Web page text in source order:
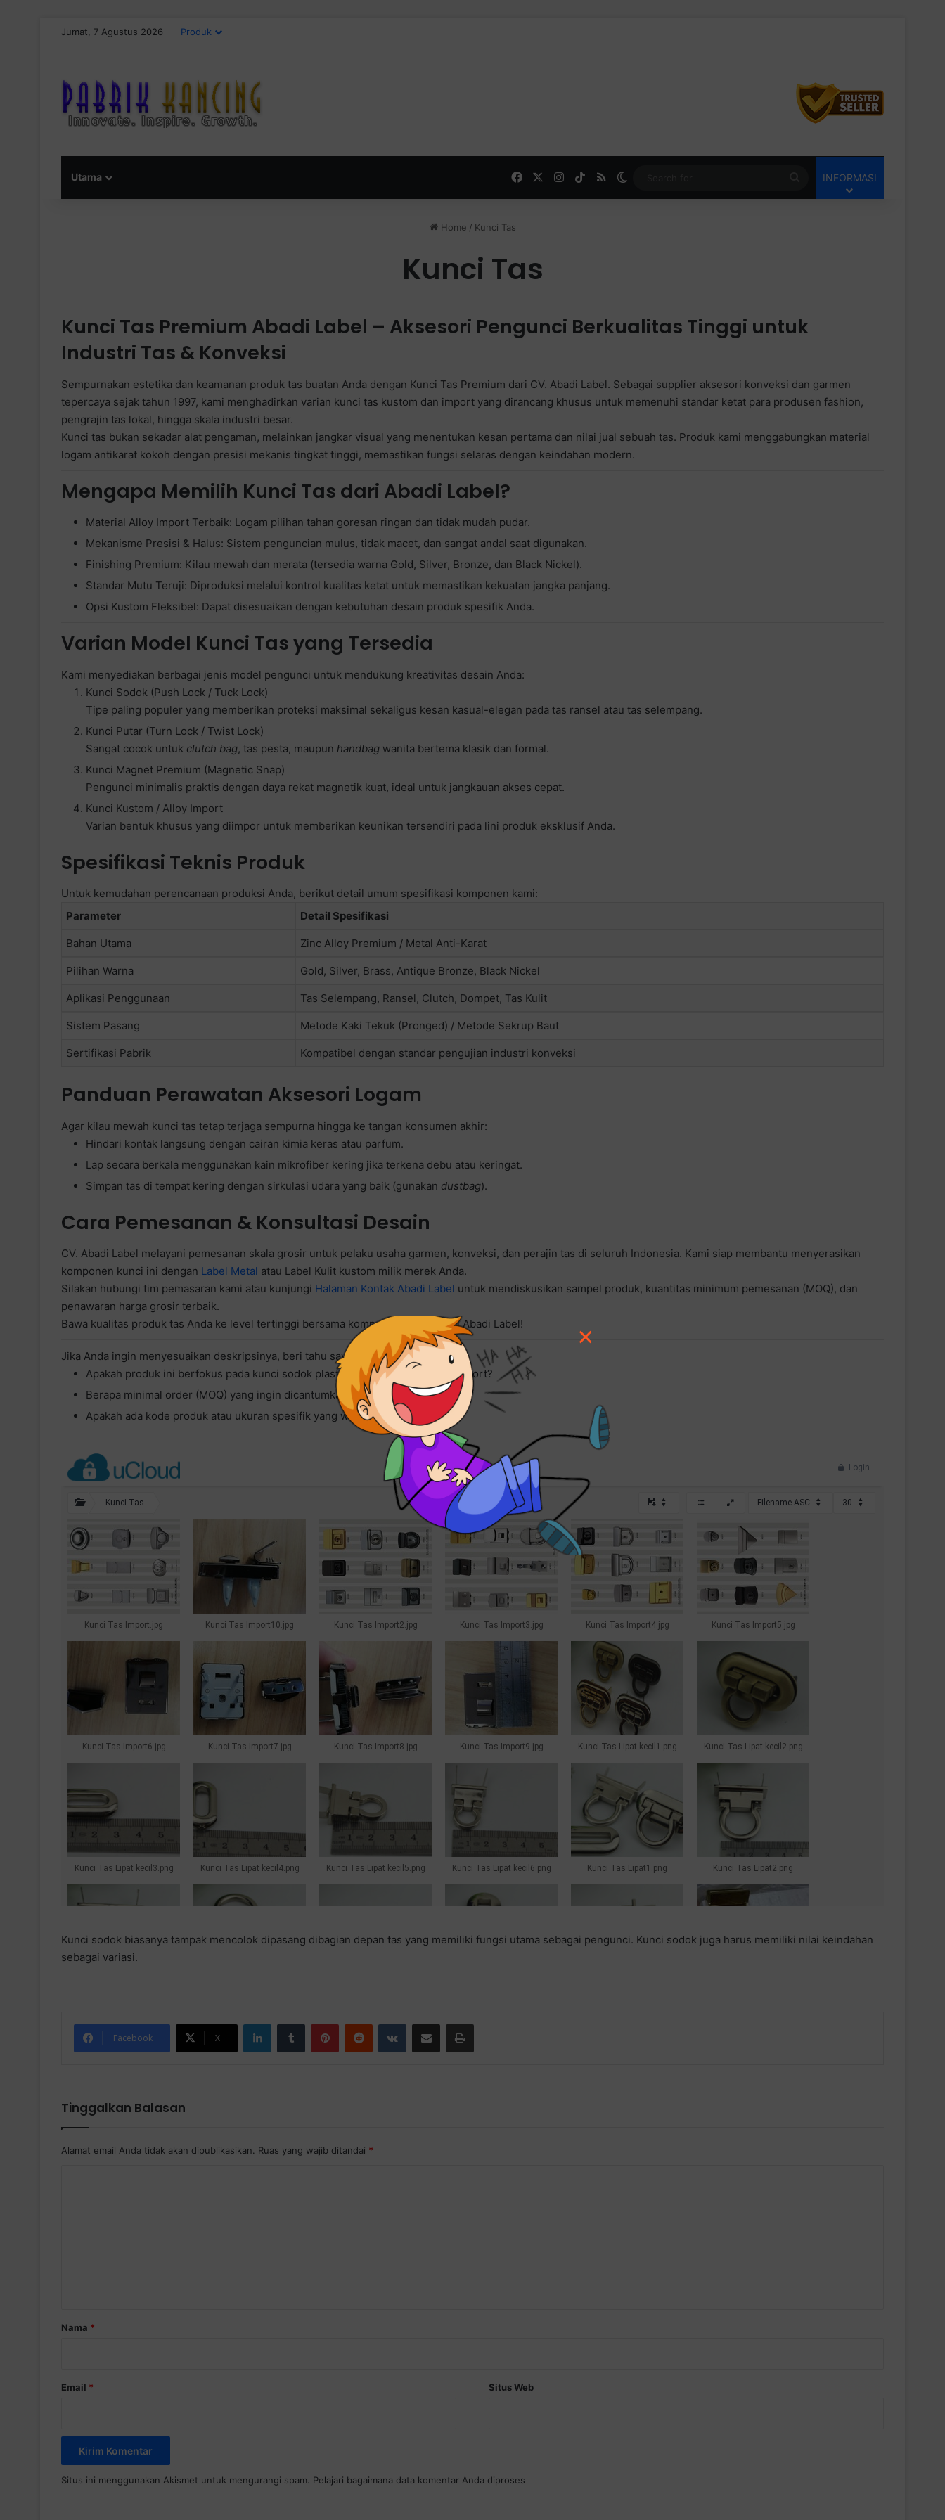
Jumat, 7 Agustus 2026 Produk
Utama Facebook Instagram
TikTok
RSS
Search
for
INFORMASI
Home / Kunci Tas
Kunci Tas
Kunci Tas Premium Abadi Label – Aksesori Pengunci Berkualitas Tinggi untuk
Industri Tas & Konveksi
Sempurnakan estetika dan keamanan produk tas buatan Anda dengan Kunci Tas Premium dari CV. Abadi Label. Sebagai supplier aksesori konveksi dan garmen
tepercaya sejak tahun 1997, kami menghadirkan varian kunci tas kustom dan import yang dirancang khusus untuk memenuhi standar ketat para produsen fashion,
pengrajin tas lokal, hingga skala industri besar.
Kunci tas bukan sekadar alat pengaman, melainkan jangkar visual yang menentukan kesan pertama dan nilai jual sebuah tas. Produk kami menggabungkan material
logam antikarat kokoh dengan presisi mekanis tingkat tinggi, memastikan fungsi selaras dengan keindahan modern.
Mengapa Memilih Kunci Tas dari Abadi Label?
Material Alloy Import Terbaik: Logam pilihan tahan goresan ringan dan tidak mudah pudar.
Mekanisme Presisi & Halus: Sistem penguncian mulus, tidak macet, dan sangat andal saat digunakan.
Finishing Premium: Kilau mewah dan merata (tersedia warna Gold, Silver, Bronze, dan Black Nickel).
Standar Mutu Teruji: Diproduksi melalui kontrol kualitas ketat untuk memastikan kekuatan jangka panjang.
Opsi Kustom Fleksibel: Dapat disesuaikan dengan kebutuhan desain produk spesifik Anda.
Varian Model Kunci Tas yang Tersedia
Kami menyediakan berbagai jenis model pengunci untuk mendukung kreativitas desain Anda:
Kunci Sodok (Push Lock / Tuck Lock)
Tipe paling populer yang memberikan proteksi maksimal sekaligus kesan kasual-elegan pada tas ransel atau tas selempang.
Kunci Putar (Turn Lock / Twist Lock)
Sangat cocok untuk clutch bag, tas pesta, maupun handbag wanita bertema klasik dan formal.
Kunci Magnet Premium (Magnetic Snap)
Pengunci minimalis praktis dengan daya rekat magnetik kuat, ideal untuk jangkauan akses cepat.
Kunci Kustom / Alloy Import
Varian bentuk khusus yang diimpor untuk memberikan keunikan tersendiri pada lini produk eksklusif Anda.
Spesifikasi Teknis Produk
Untuk kemudahan perencanaan produksi Anda, berikut detail umum spesifikasi komponen kami:
Parameter
Detail Spesifikasi
Bahan Utama Zinc Alloy Premium / Metal Anti-Karat
Pilihan Warna Gold, Silver, Brass, Antique Bronze, Black Nickel
Aplikasi Penggunaan Tas Selempang, Ransel, Clutch, Dompet, Tas Kulit
Sistem Pasang Metode Kaki Tekuk (Pronged) / Metode Sekrup Baut
Sertifikasi Pabrik Kompatibel dengan standar pengujian industri konveksi
Panduan Perawatan Aksesori Logam
Agar kilau mewah kunci tas tetap terjaga sempurna hingga ke tangan konsumen akhir:
Hindari kontak langsung dengan cairan kimia keras atau parfum.
Lap secara berkala menggunakan kain mikrofiber kering jika terkena debu atau keringat.
Simpan tas di tempat kering dengan sirkulasi udara yang baik (gunakan dustbag).
Cara Pemesanan & Konsultasi Desain
CV. Abadi Label melayani pemesanan skala grosir untuk pelaku usaha garmen, konveksi, dan perajin tas di seluruh Indonesia. Kami siap membantu menyerasikan
komponen kunci ini dengan Label Metal atau Label Kulit kustom milik merek Anda.
Silakan hubungi tim pemasaran kami atau kunjungi Halaman Kontak Abadi Label untuk mendiskusikan sampel produk, kuantitas minimum pemesanan (MOQ), dan
penawaran harga grosir terbaik.
Bawa kualitas produk tas Anda ke level tertinggi bersama komponen terbaik dari Abadi Label!
Jika Anda ingin menyesuaikan deskripsinya, beri tahu saya:
Apakah produk ini berfokus pada kunci sodok plastik atau kunci besi/alloy import?
Berapa minimal order (MOQ) yang ingin dicantumkan?
Apakah ada kode produk atau ukuran spesifik yang wajib dimasukkan?
Kunci sodok biasanya tampak mencolok dipasang dibagian depan tas yang memiliki fungsi utama sebagai pengunci. Kunci sodok juga harus memiliki nilai keindahan
sebagai variasi.
Facebook X
Tinggalkan Balasan
Alamat email Anda tidak akan dipublikasikan. Ruas yang wajib ditandai *
rNama *
Email * Situs Web
Situs ini menggunakan Akismet untuk mengurangi spam. Pelajari bagaimana data komentar Anda diproses
×